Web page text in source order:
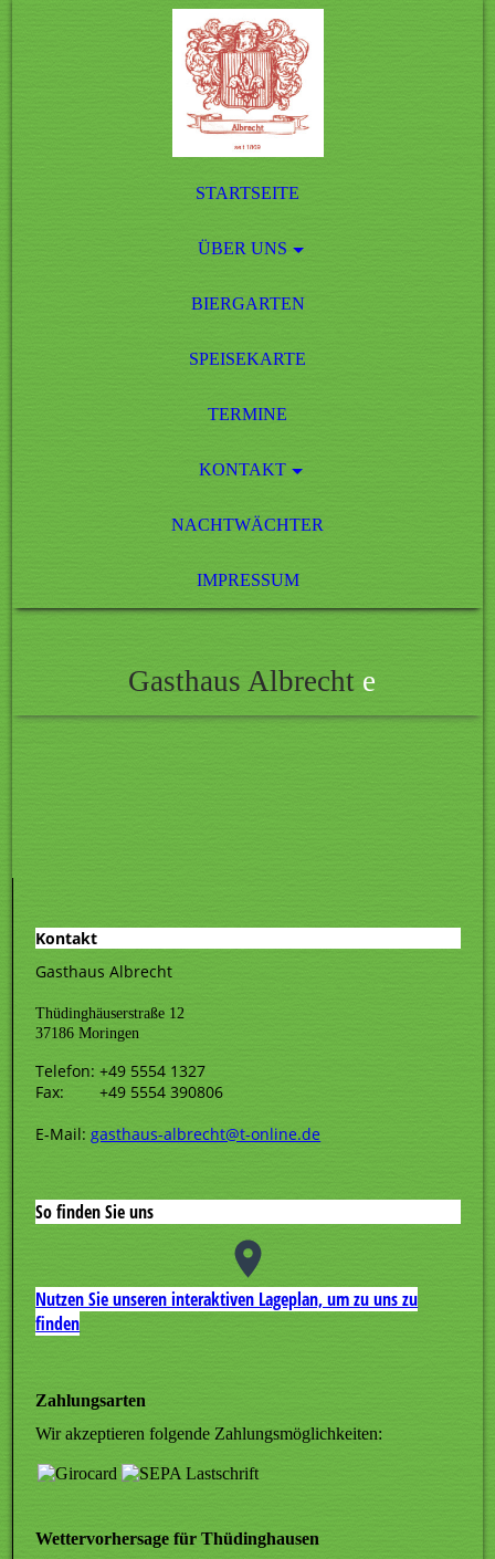
STARTSEITE
ÜBER UNS
BIERGARTEN
SPEISEKARTE
TERMINE
KONTAKT
NACHTWÄCHTER
IMPRESSUM
Gasthaus Albrecht e
Kontakt
Gasthaus Albrecht
Thüdinghäuserstraße 12
37186 Moringen
Telefon: +49 5554 1327
Fax: +49 5554 390806
E-Mail:gasthaus-albrecht@t-online.de
So finden Sie uns
Nutzen Sie unseren interaktiven La­ge­plan, um zu uns zu
finden
Zahlungsarten
Wir akzeptieren folgende Zahlungsmöglichkeiten:
Wettervorhersage für Thüdinghausen